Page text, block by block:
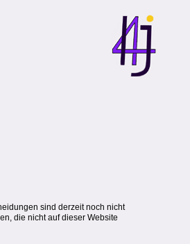
sind derzeit noch nicht
die nicht auf dieser Website